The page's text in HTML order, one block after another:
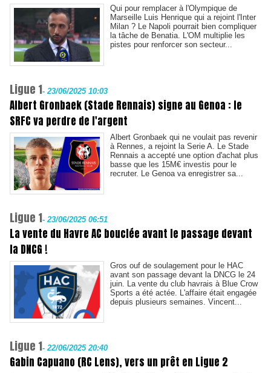
Qui pour remplacer à l'Olympique de
Marseille Luis Henrique qui a rejoint l'Inter
Milan ? Le Napoli pourrait bien compliquer
la tâche de Benatia. L'OM multiplie les
pistes pour renforcer son secteur...
Ligue 1- 23/06/2025 10:03
Albert Gronbaek (Stade Rennais) signe au Genoa : le
SRFC va perdre de l'argent
Albert Gronbaek qui ne voulait pas revenir
à Rennes, a rejoint la Serie A. Le Stade
Rennais a accepté une option d'achat plus
basse que les 15M€ investis pour le
recruter. Le Genoa va enregistrer sa...
Ligue 1- 23/06/2025 06:51
La vente du Havre AC bouclée avant le passage devant
la DNCG !
Gros ouf de soulagement pour le HAC
avant son passage devant la DNCG le 24
juin. La vente du club havrais à Blue Crow
Sports a été actée. L'affaire était engagée
depuis plusieurs semaines. Vincent...
Ligue 1- 22/06/2025 20:40
Gabin Capuano (RC Lens), vers un prêt en Ligue 2